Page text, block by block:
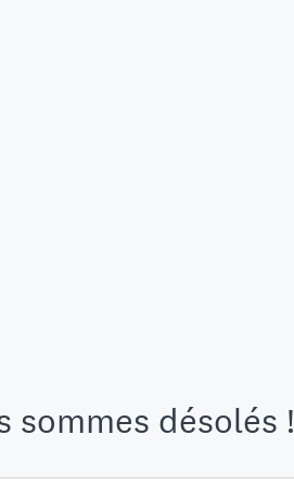
sommes désolés !